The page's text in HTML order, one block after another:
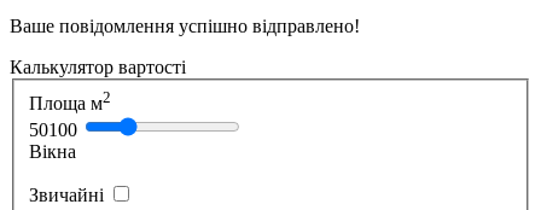
Ваше повідомлення успішно відправлено!
Калькулятор вартості
Площа м2
50100
Вікна
Звичайні